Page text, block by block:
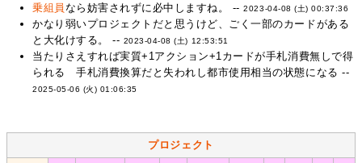
乗組員 なら妨害されずに必中しますね。 --2023-04-08 (土) 00:37:36
かなり弱いプロジェクトだと思うけど、ごく一部のカードがある
と大化けする。 -- 2023-04-08 (土) 12:53:51
当たりさえすれば実質+1アクション+1カードが手札消費無しで得
られる 手札消費換算だと失われし都市使用相当の状態になる --
2025-05-06 (火) 01:06:35
プロジェクト